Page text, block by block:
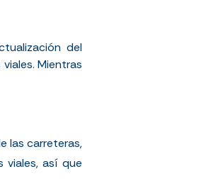
del
Mientras
las carreteras,
viales, así que